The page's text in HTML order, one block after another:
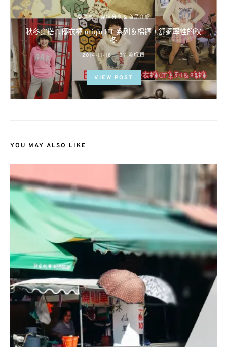
愛漂亮 穿搭分享＆商品介紹
秋冬穿搭∴優衣褲 uniqlo UT 系列＆棉褲，舒適率性的秋
冬
POSTED
2014-11-18 BY 流氓顆
VIEW POST
YOU MAY ALSO LIKE